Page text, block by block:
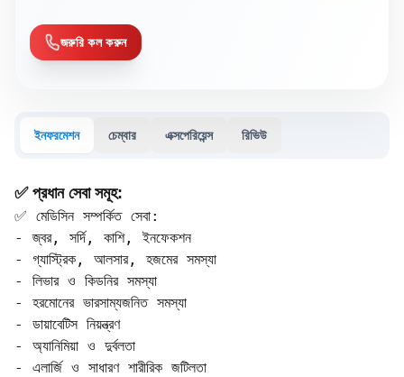
জরুরি কল করুন
ইনফরমেশন চেম্বার এক্সপেরিয়েন্স রিভিউ
✅ প্রধান সেবা সমূহ:
✅ মেডিসিন সম্পর্কিত সেবা:
- জ্বর, সর্দি, কাশি, ইনফেকশন
- গ্যাস্ট্রিক, আলসার, হজমের সমস্যা
- লিভার ও কিডনির সমস্যা
- হরমোনের ভারসাম্যজনিত সমস্যা
- ডায়াবেটিস নিয়ন্ত্রণ
- অ্যানিমিয়া ও দুর্বলতা
- এলার্জি ও সাধারণ শারীরিক জটিলতা